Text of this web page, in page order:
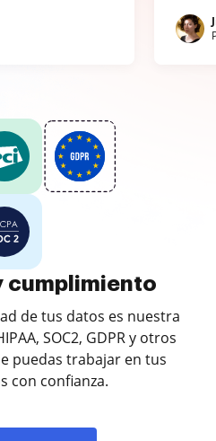
cumplimiento
de tus datos es nuestra
SOC2, GDPR y otros
puedas trabajar en tus
con confianza.